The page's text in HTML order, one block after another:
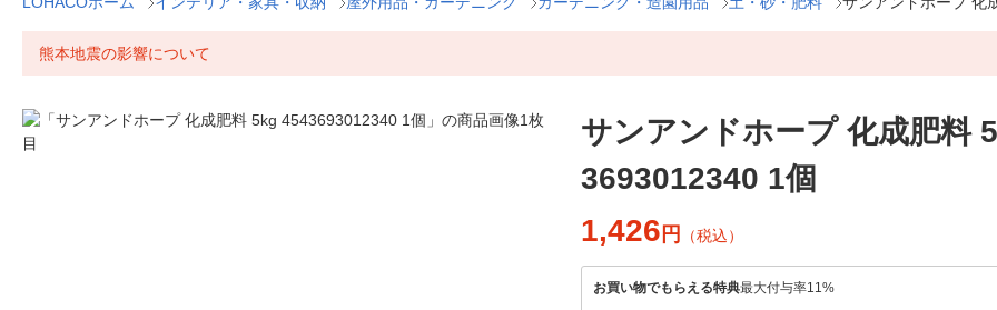
熊本地震の影響について
サンアンドホープ 化成肥料
3693012340 1個
1,426 円 （税込）
お買い物でもらえる特典最大付与率11%